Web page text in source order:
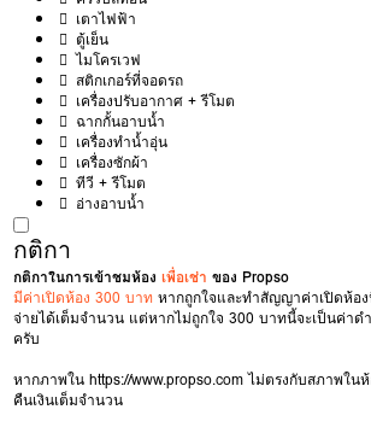
เตาไฟฟ้า
ตู้เย็น
ไมโครเวฟ
สติกเกอร์ที่จอดรถ
เครื่องปรับอากาศ + รีโมต
ฉากกั้นอาบน้ำ
เครื่องทำน้ำอุ่น
เครื่องซักผ้า
ทีวี + รีโมต
อ่างอาบน้ำ
กติกา
กติกาในการเข้าชมห้องเพื่อเช่า ของ Propso
มีค่าเปิดห้อง 300 บาท หากถูกใจและทำสัญญาค่าเปิดห้อ
จ่ายได้เต็มจำนวน แต่หากไม่ถูกใจ 300 บาทนี้จะเป็นค่าด
ครับ
หากภาพในhttps://www.propso.comไม่ตรงกับสภาพใน
คืนเงินเต็มจำนวน